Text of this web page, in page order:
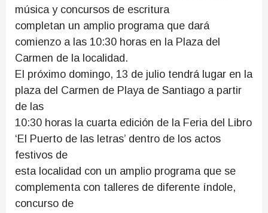
música y concursos de escritura
completan un amplio programa que dará
comienzo a las 10:30 horas en la Plaza del
Carmen de la localidad.
El próximo domingo, 13 de julio tendrá lugar en la
plaza del Carmen de Playa de Santiago a partir
de las
10:30 horas la cuarta edición de la Feria del Libro
‘El Puerto de las letras’ dentro de los actos
festivos de
esta localidad con un amplio programa que se
complementa con talleres de diferente índole,
concurso de